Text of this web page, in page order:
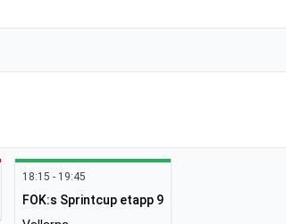
18:15 - 19:45
FOK:s Sprintcup etapp 9